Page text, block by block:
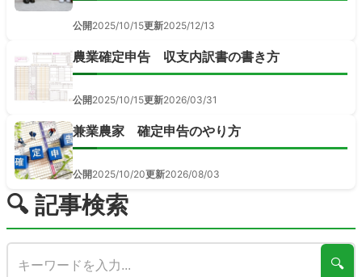
公開2025/10/15更新2025/12/13
農業確定申告 収支内訳書の書き方
公開2025/10/15更新2026/03/31
兼業農家 確定申告のやり方
公開2025/10/20更新2026/08/03
🔍 記事検索
🔍